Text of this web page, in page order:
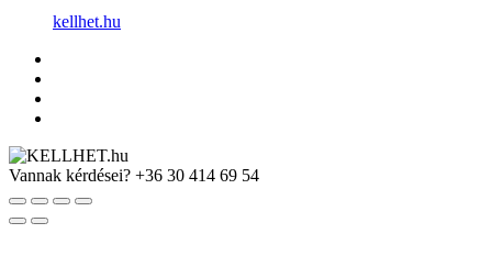
kellhet.hu
Vannak kérdései? +36 30 414 69 54